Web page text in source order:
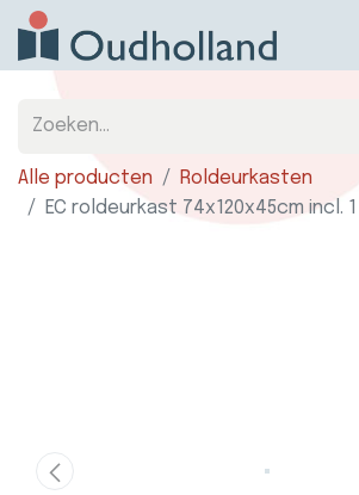
Alle producten
Roldeurkasten
EC roldeurkast 74x120x45cm incl.